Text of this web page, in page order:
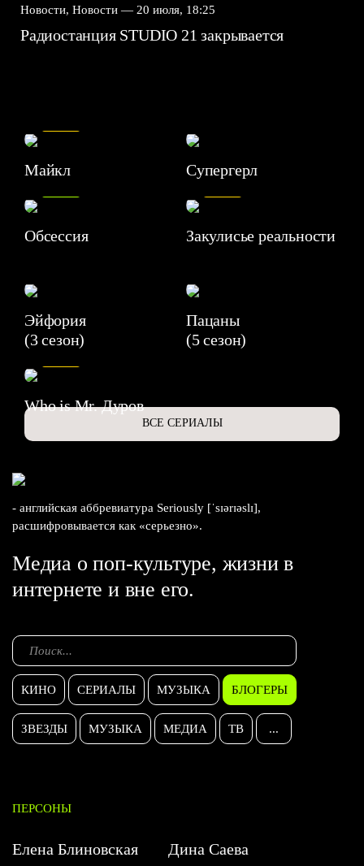
Новости, Новости — 20 июля, 18:25
Радиостанция STUDIO 21 закрывается
Майкл Супергерл
Обсессия
7.1
Закулисье реальности
Эйфория
(3 сезон)
Пацаны
(5 сезон)
Who is Mr. Дуров
ВСЕ СЕРИАЛЫ
- английская аббревиатура Seriously [ˈsɪərɪəslɪ],
расшифровывается как «серьезно».
Медиа о поп-культуре, жизни в
интернете и вне его.
КИНО СЕРИАЛЫ МУЗЫКА БЛОГЕРЫ
ЗВЕЗДЫ МУЗЫКА МЕДИА ТВ ...
ПЕРСОНЫ
Елена Блиновская
Дина Саева